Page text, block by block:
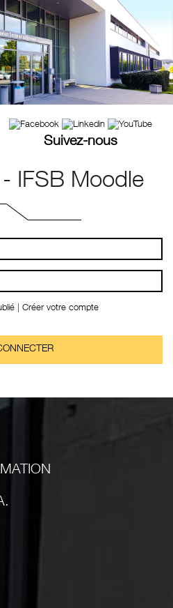
Suivez-nous
IFSB Moodle
Créer votre compte